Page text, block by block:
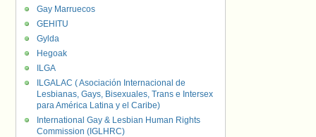
Gay Marruecos
GEHITU
Gylda
Hegoak
ILGA
ILGALAC ( Asociación Internacional de
Lesbianas, Gays, Bisexuales, Trans e Intersex
para América Latina y el Caribe)
International Gay & Lesbian Human Rights
Commission (IGLHRC)